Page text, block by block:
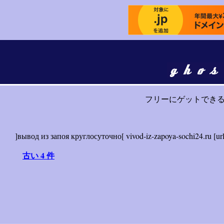
フリーにゲットでき
]вывод из запоя круглосуточно[ vivod-iz-zapoya-sochi24.ru
古い 4 件